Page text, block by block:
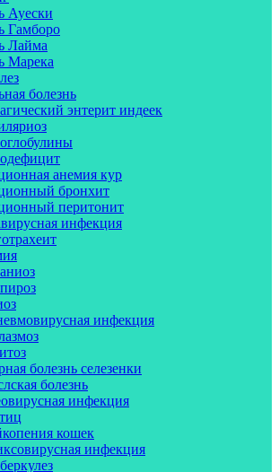
Ауески
Гамборо
Лайма
Марека
болезнь
энтерит индеек
анемия кур
бронхит
перитонит
инфекция
инфекция
болезнь селезенки
болезнь
инфекция
кошек
инфекция